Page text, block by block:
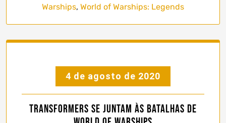
Warships, World of Warships: Legends
4 de agosto de 2020
Transformers se juntam às batalhas de